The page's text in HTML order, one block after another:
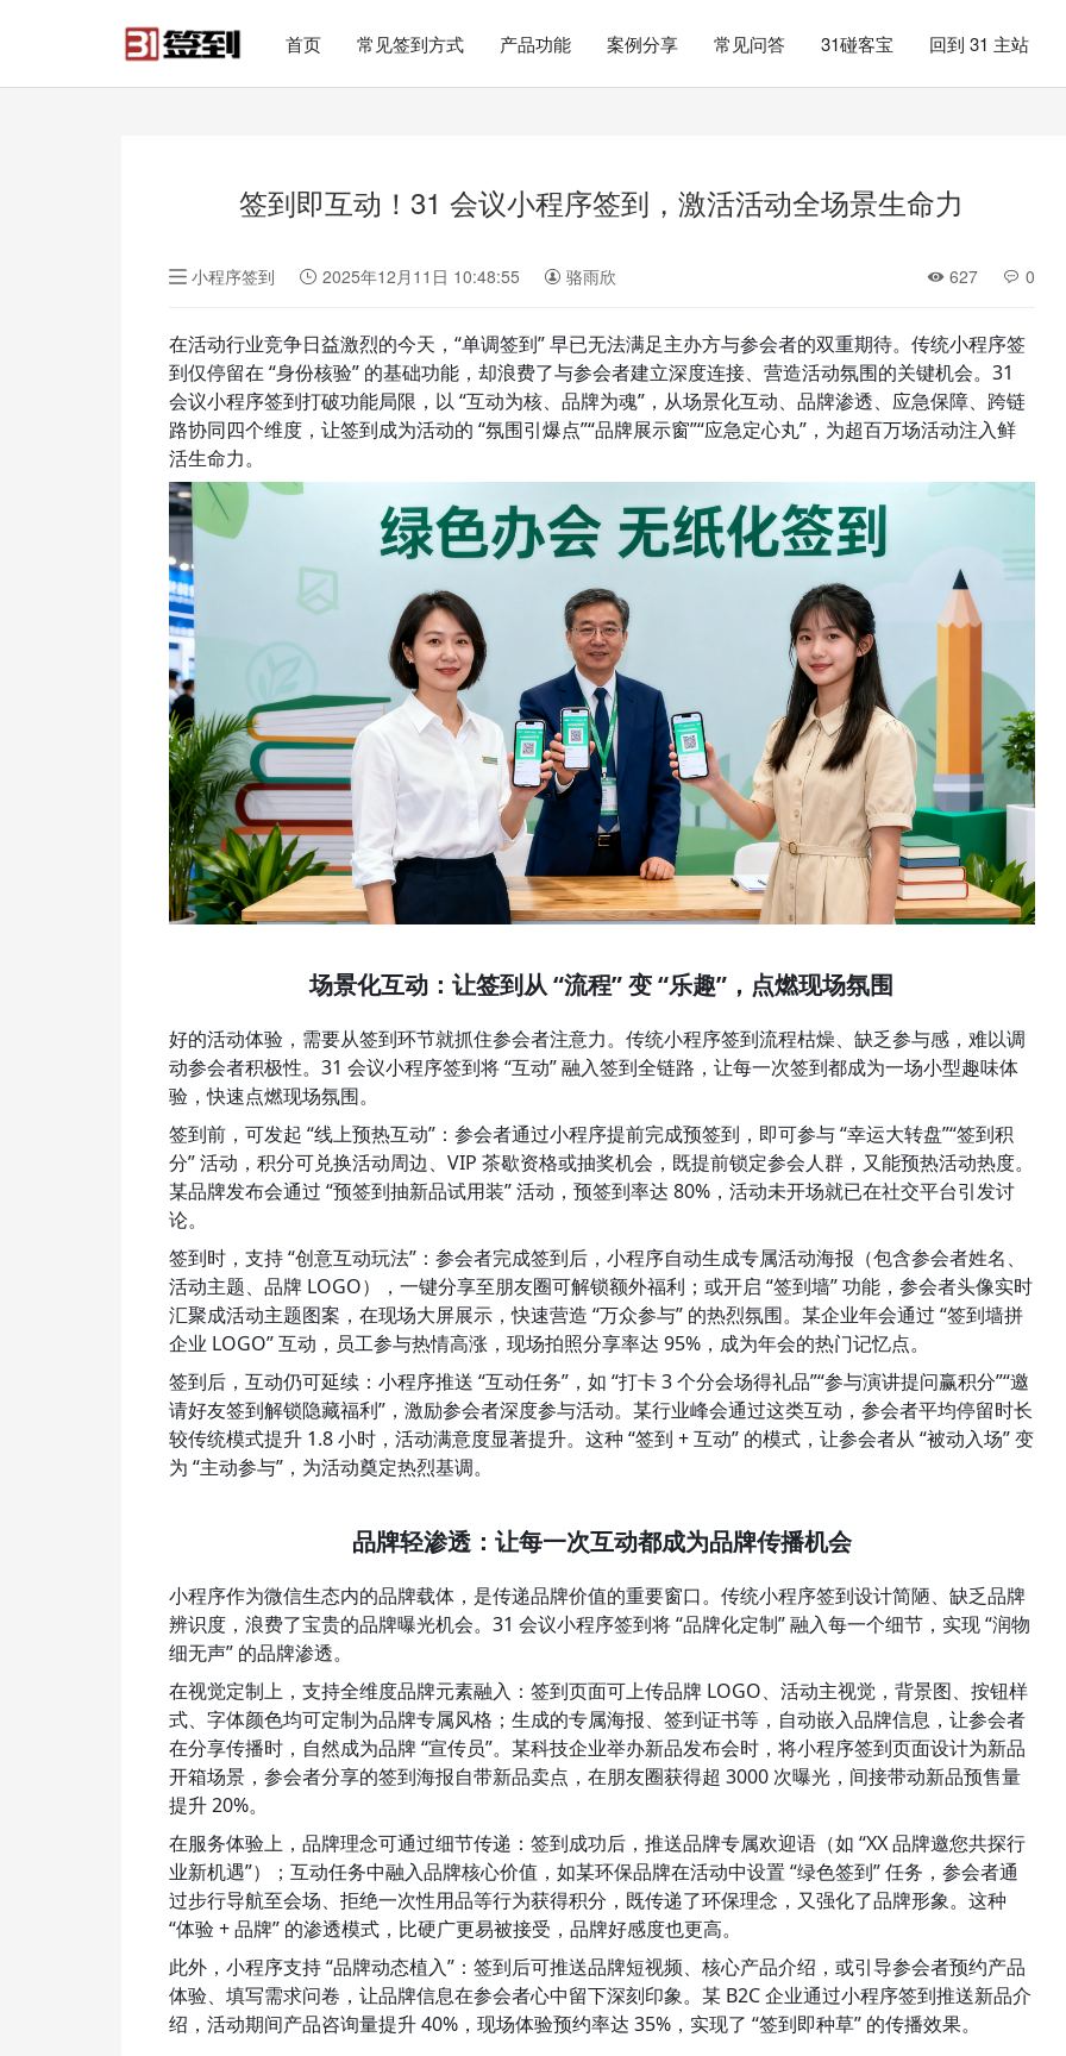
首页 常见签到方式 产品功能 案例分享 常见问答 31碰客宝 回到 31 主站
签到即互动！31 会议小程序签到，激活活动全场景生命力
小程序签到 2025年12月11日 10:48:55 骆雨欣 627 0
在活动行业竞争日益激烈的今天，“单调签到” 早已无法满足主办方与参会者的双重期待。传统小程序签
到仅停留在 “身份核验” 的基础功能，却浪费了与参会者建立深度连接、营造活动氛围的关键机会。31
会议小程序签到打破功能局限，以 “互动为核、品牌为魂”，从场景化互动、品牌渗透、应急保障、跨链
路协同四个维度，让签到成为活动的 “氛围引爆点”“品牌展示窗”“应急定心丸”，为超百万场活动注入鲜
活生命力。
场景化互动：让签到从 “流程” 变 “乐趣”，点燃现场氛围
好的活动体验，需要从签到环节就抓住参会者注意力。传统小程序签到流程枯燥、缺乏参与感，难以调
动参会者积极性。31 会议小程序签到将 “互动” 融入签到全链路，让每一次签到都成为一场小型趣味体
验，快速点燃现场氛围。
签到前，可发起 “线上预热互动”：参会者通过小程序提前完成预签到，即可参与 “幸运大转盘”“签到积
分” 活动，积分可兑换活动周边、VIP 茶歇资格或抽奖机会，既提前锁定参会人群，又能预热活动热度。
某品牌发布会通过 “预签到抽新品试用装” 活动，预签到率达 80%，活动未开场就已在社交平台引发讨
论。
签到时，支持 “创意互动玩法”：参会者完成签到后，小程序自动生成专属活动海报（包含参会者姓名、
活动主题、品牌 LOGO），一键分享至朋友圈可解锁额外福利；或开启 “签到墙” 功能，参会者头像实时
汇聚成活动主题图案，在现场大屏展示，快速营造 “万众参与” 的热烈氛围。某企业年会通过 “签到墙拼
企业 LOGO” 互动，员工参与热情高涨，现场拍照分享率达 95%，成为年会的热门记忆点。
签到后，互动仍可延续：小程序推送 “互动任务”，如 “打卡 3 个分会场得礼品”“参与演讲提问赢积分”“邀
请好友签到解锁隐藏福利”，激励参会者深度参与活动。某行业峰会通过这类互动，参会者平均停留时长
较传统模式提升 1.8 小时，活动满意度显著提升。这种 “签到 + 互动” 的模式，让参会者从 “被动入场” 变
为 “主动参与”，为活动奠定热烈基调。
品牌轻渗透：让每一次互动都成为品牌传播机会
小程序作为微信生态内的品牌载体，是传递品牌价值的重要窗口。传统小程序签到设计简陋、缺乏品牌
辨识度，浪费了宝贵的品牌曝光机会。31 会议小程序签到将 “品牌化定制” 融入每一个细节，实现 “润物
细无声” 的品牌渗透。
在视觉定制上，支持全维度品牌元素融入：签到页面可上传品牌 LOGO、活动主视觉，背景图、按钮样
式、字体颜色均可定制为品牌专属风格；生成的专属海报、签到证书等，自动嵌入品牌信息，让参会者
在分享传播时，自然成为品牌 “宣传员”。某科技企业举办新品发布会时，将小程序签到页面设计为新品
开箱场景，参会者分享的签到海报自带新品卖点，在朋友圈获得超 3000 次曝光，间接带动新品预售量
提升 20%。
在服务体验上，品牌理念可通过细节传递：签到成功后，推送品牌专属欢迎语（如 “XX 品牌邀您共探行
业新机遇”）；互动任务中融入品牌核心价值，如某环保品牌在活动中设置 “绿色签到” 任务，参会者通
过步行导航至会场、拒绝一次性用品等行为获得积分，既传递了环保理念，又强化了品牌形象。这种
“体验 + 品牌” 的渗透模式，比硬广更易被接受，品牌好感度也更高。
此外，小程序支持 “品牌动态植入”：签到后可推送品牌短视频、核心产品介绍，或引导参会者预约产品
体验、填写需求问卷，让品牌信息在参会者心中留下深刻印象。某 B2C 企业通过小程序签到推送新品介
绍，活动期间产品咨询量提升 40%，现场体验预约率达 35%，实现了 “签到即种草” 的传播效果。